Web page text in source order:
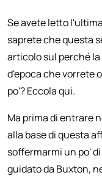
Se avete letto
saprete che questa
articolo sul perché la
d'epoca che vorrete
po'? Eccola qui.
Ma prima di entrare
alla base di questa
soffermarmi un po'
guidato da Buxton,